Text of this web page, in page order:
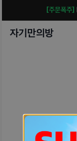
[주문폭주]
자기만의방